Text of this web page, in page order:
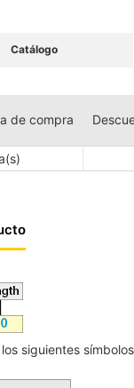
Catálogo
de compra
siguientes